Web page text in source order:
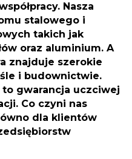
Nasza
stalowego i
takich jak
oraz aluminium. A
znajduje szerokie
i budownictwie.
to gwarancja uczciwej
Co czyni nas
dla klientów